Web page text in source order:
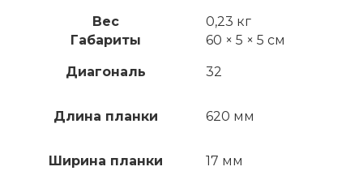
Вес
0,23 кг
Габариты
60 × 5 × 5 см
Диагональ 32
Длина планки 620 мм
Ширина планки 17 мм